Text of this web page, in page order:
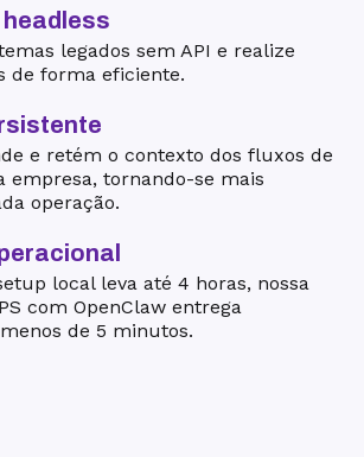
legados sem API e realize
de forma eficiente.
e retém o contexto dos fluxos de
empresa, tornando-se mais
operação.
local leva até 4 horas, nossa
com OpenClaw entrega
de 5 minutos.